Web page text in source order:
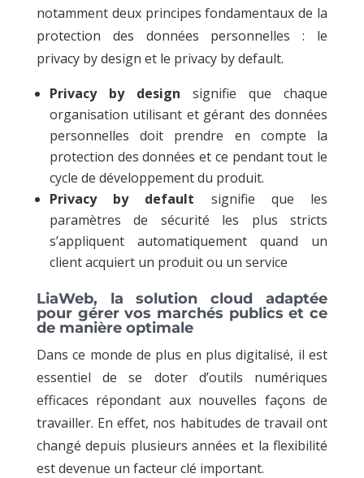
notamment deux principes fondamentaux de la
protection des données personnelles : le
privacy by design et le privacy by default.
Privacy by designsignifie que chaque
organisation utilisant et gérant des données
personnelles doit prendre en compte la
protection des données et ce pendant tout le
cycle de développement du produit.
Privacy by default signifie que les
paramètres de sécurité les plus stricts
s’appliquent automatiquement quand un
client acquiert un produit ou un service
LiaWeb, la solution cloud adaptée
pour gérer vos marchés publics et ce
de manière optimale
Dans ce monde de plus en plus digitalisé, il est
essentiel de se doter d’outils numériques
efficaces répondant aux nouvelles façons de
travailler. En effet, nos habitudes de travail ont
changé depuis plusieurs années et la flexibilité
est devenue un facteur clé important.